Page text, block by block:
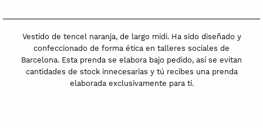
Vestido de tencel naranja, de largo midi. Ha sido diseñado y
confeccionado de forma ética en talleres sociales de
Barcelona. Esta prenda se elabora bajo pedido, así se evitan
cantidades de stock innecesarias y tú recibes una prenda
elaborada exclusivamente para ti.